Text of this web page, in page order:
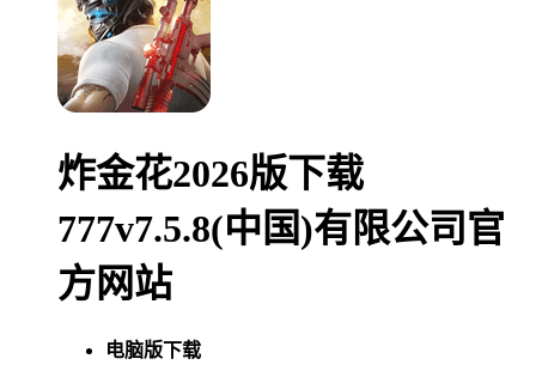
炸金花2026版下载
777v7.5.8(中国)有限公司官
方网站
电脑版下载